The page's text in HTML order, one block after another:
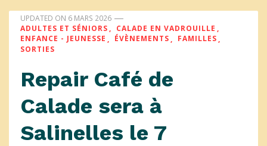
UPDATED ON 6 MARS 2026
ADULTES ET SÉNIORS
CALADE EN VADROUILLE
ENFANCE - JEUNESSE
ÉVÈNEMENTS
FAMILLES
SORTIES
Repair Café de
Calade sera à
Salinelles le 7